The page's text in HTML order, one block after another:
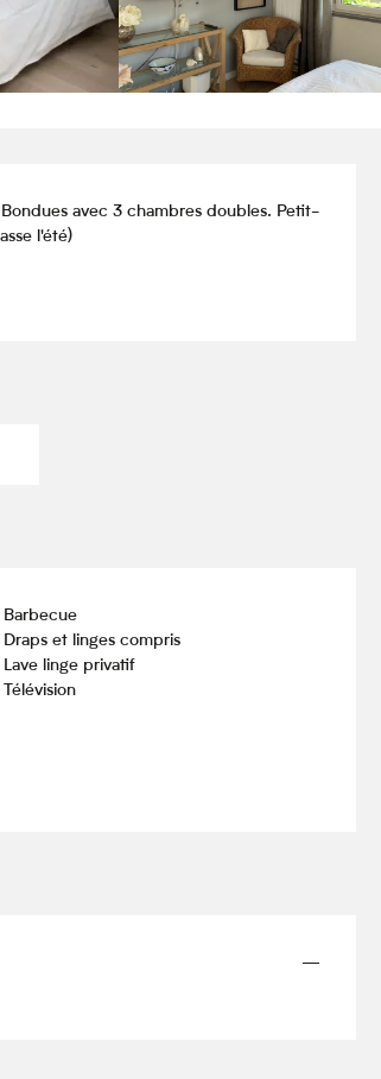
avec 3 chambres doubles. Petit-
l'été)
Barbecue
Draps et linges compris
Lave linge privatif
Télévision
—